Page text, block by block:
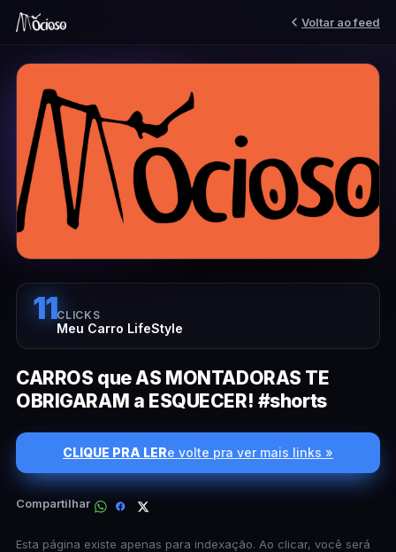
Voltar ao feed
11CLICKS
Meu Carro LifeStyle
CARROS que AS MONTADORAS TE
OBRIGARAM a ESQUECER! #shorts
CLIQUE PRA LERe volte pra ver mais links »
Compartilhar
Esta página existe apenas para indexação. Ao clicar, você será